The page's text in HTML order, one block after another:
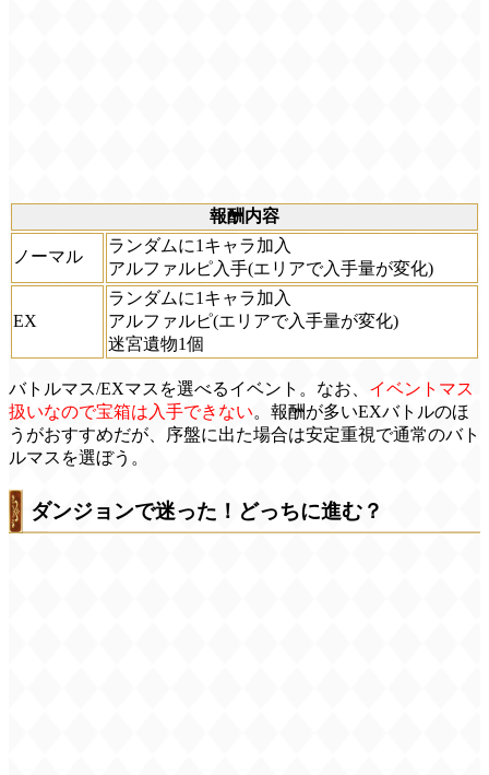
報酬内容
ノーマル
ランダムに1キャラ加入
アルファルピ入手(エリアで入手量が変化)
EX
ランダムに1キャラ加入
アルファルピ(エリアで入手量が変化)
迷宮遺物1個
バトルマス/EXマスを選べるイベント。なお、 イベントマス
扱いなので宝箱は入手できない。報酬が多いEXバトルのほ
うがおすすめだが、序盤に出た場合は安定重視で通常のバト
ルマスを選ぼう。
ダンジョンで迷った！どっちに進む？